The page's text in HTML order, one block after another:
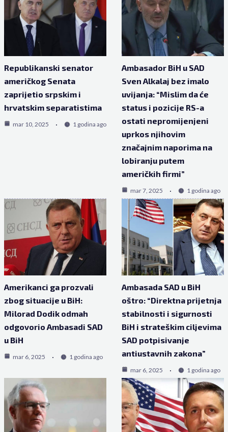
Republikanski senator
američkog Senata
zaprijetio srpskim i
hrvatskim separatistima
mar 10, 2025 1 godina ago
Ambasador BiH u SAD
Sven Alkalaj bez imalo
uvijanja: “Mislim da će
status i pozicije RS-a
ostati nepromijenjeni
uprkos njihovim
značajnim naporima na
lobiranju putem
američkih firmi”
mar 7, 2025 1 godina ago
Amerikanci ga prozvali
zbog situacije u BiH:
Milorad Dodik odmah
odgovorio Ambasadi SAD
u BiH
mar 6, 2025 1 godina ago
Ambasada SAD u BiH
oštro: “Direktna prijetnja
stabilnosti i sigurnosti
BiH i strateškim ciljevima
SAD potpisivanje
antiustavnih zakona”
mar 6, 2025 1 godina ago